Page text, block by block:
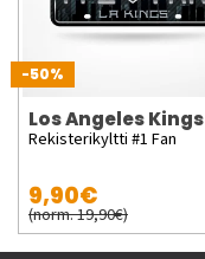
-50%
Los Angeles Kings
Rekisterikyltti #1 Fan
9,90€
(norm. 19,90€)